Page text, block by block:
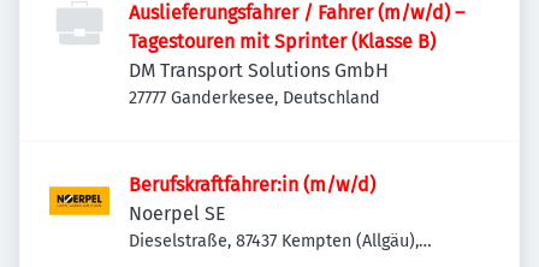
Auslieferungsfahrer / Fahrer (m/w/d) –
Tagestouren mit Sprinter (Klasse B)
DM Transport Solutions GmbH
27777 Ganderkesee, Deutschland
Berufskraftfahrer:in (m/w/d)
Noerpel SE
Dieselstraße, 87437 Kempten (Allgäu),